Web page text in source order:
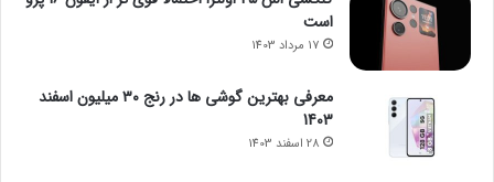
است
17 مرداد 1403
معرفی بهترین گوشی ها در رنج ۳۰ میلیون اسفند
1403
28 اسفند 1403